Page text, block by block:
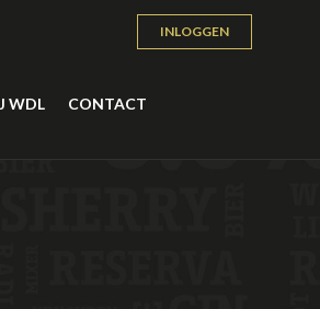
INLOGGEN
WDL CONTACT